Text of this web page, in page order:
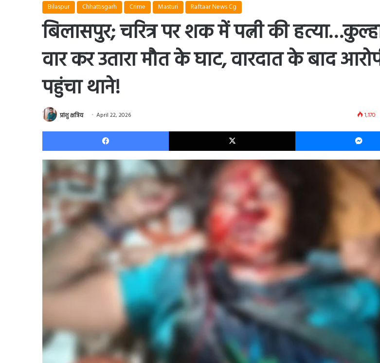
Bilaspur Chhattisgarh Crime Masturi Raftaar News Cg
बिलासपुर; चरित्र पर शक में पत्नी की
वार कर उतारा मौत के घाट, वारदात के बाद
पहुंचा थाने!
प्रांशु क्षत्रिय April 22, 2026 1,170
Facebook X